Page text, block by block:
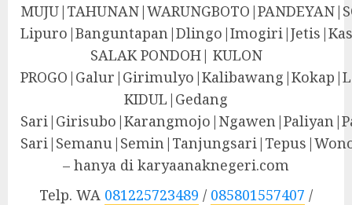
SALAK PONDOH| KULON
KIDUL|Gedang
– hanya di karyaanaknegeri.com
Telp. WA 081225723489 / 085801557407 /